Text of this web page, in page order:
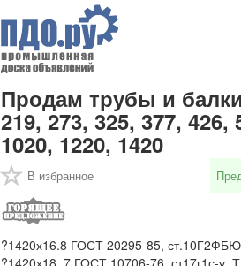
Продам трубы и
219, 273, 325, 377, 426,
1020, 1220, 1420
В избранное
?1420х16.8 ГОСТ 20295-85,
?1420х18, 7 ГОСТ 10706-76, ст17г1с-у,